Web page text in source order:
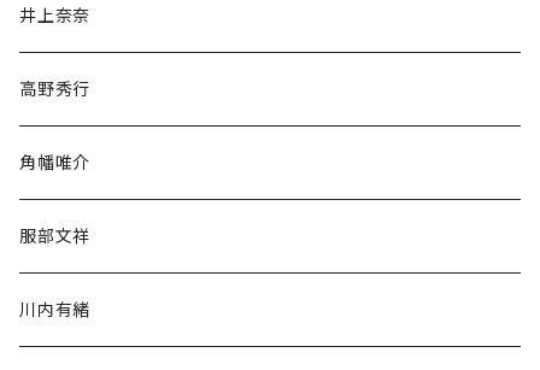
文学・小説・物語
随筆・ノンフィクション・その他
井上奈奈
高野秀行
角幡唯介
服部文祥
川内有緒